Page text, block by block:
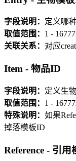
字段说明： 定义哪
取值范围： 1 -
关联关系： 对应
Item - 物品ID
字段说明： 定义生
取值范围： 1 -
特殊说明： 如果
掉落模板ID
Reference - 引用